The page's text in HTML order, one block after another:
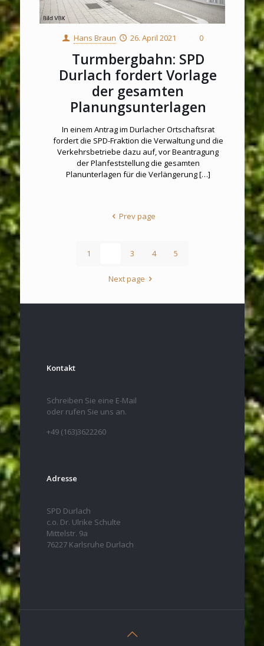
Hans Braun 26. April 2021 0
Turmbergbahn: SPD
Durlach fordert Vorlage
der gesamten
Planungsunterlagen
In einem Antrag im Durlacher Ortschaftsrat
fordert die SPD-Fraktion die Verwaltung und die
Verkehrsbetriebe dazu auf, vor Beantragung
der Planfeststellung die gesamten
Planunterlagen für die Verlängerung[…]
Prev page
1 3 4 5
Next page
Kontakt
Schreiben Sie eine E-Mail
oder rufen Sie uns an.
+49 (163)3622260
Adresse
SPD Durlach
c.o. Dr. Ulrike Schulte
Mittelstr. 9a
76227 Karlsruhe Durlach